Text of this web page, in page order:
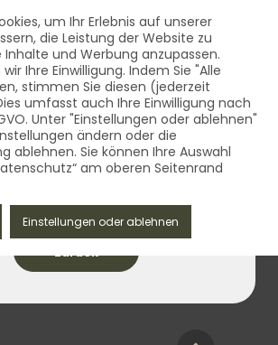
-
- Qualität aus dem
MENÜ
zurück
um Ihr Erlebnis auf unserer
die Leistung der Website zu
Inhalte und Werbung anzupassen.
Ihre Einwilligung. Indem Sie "Alle
stimmen Sie diesen (jederzeit
umfasst auch Ihre Einwilligung nach
Unter "Einstellungen oder ablehnen"
ändern oder die
ablehnen. Sie können Ihre Auswahl
am oberen Seitenrand
Einstellungen oder ablehnen